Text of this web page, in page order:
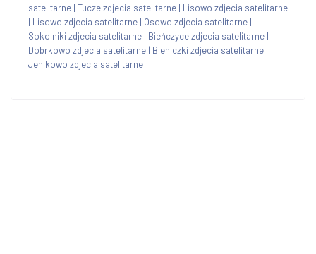
satelitarne | Tucze zdjecia satelitarne | Lisowo zdjecia satelitarne
| Lisowo zdjecia satelitarne | Osowo zdjecia satelitarne |
Sokolniki zdjecia satelitarne | Bieńczyce zdjecia satelitarne |
Dobrkowo zdjecia satelitarne | Bieniczki zdjecia satelitarne |
Jenikowo zdjecia satelitarne